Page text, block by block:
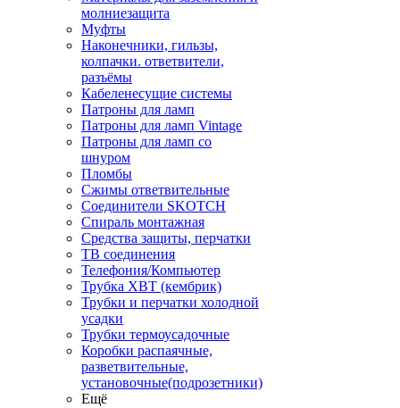
молниезащита
Муфты
Наконечники, гильзы,
колпачки. ответвители,
разъёмы
Кабеленесущие системы
Патроны для ламп
Патроны для ламп Vintage
Патроны для ламп со
шнуром
Пломбы
Сжимы ответвительные
Соединители SKOTCH
Спираль монтажная
Средства защиты, перчатки
ТВ соединения
Телефония/Компьютер
Трубка ХВТ (кембрик)
Трубки и перчатки холодной
усадки
Трубки термоусадочные
Коробки распаячные,
разветвительные,
установочные(подрозетники)
Ещё